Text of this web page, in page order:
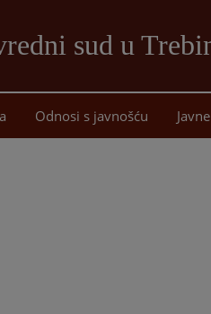
sud u
Odnosi s javnošću